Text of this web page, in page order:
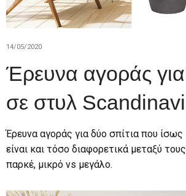
14/05/2020
Έρευνα αγοράς
σε στυλ
Έρευνα αγοράς για δύο σπίτια που ίσως
είναι και τόσο διαφορετικά μεταξύ
παρκέ, μικρό vs μεγάλο.